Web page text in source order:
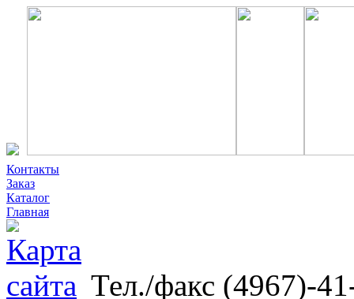
Контакты
Заказ
Каталог
Главная
Тел./факс (4967)-